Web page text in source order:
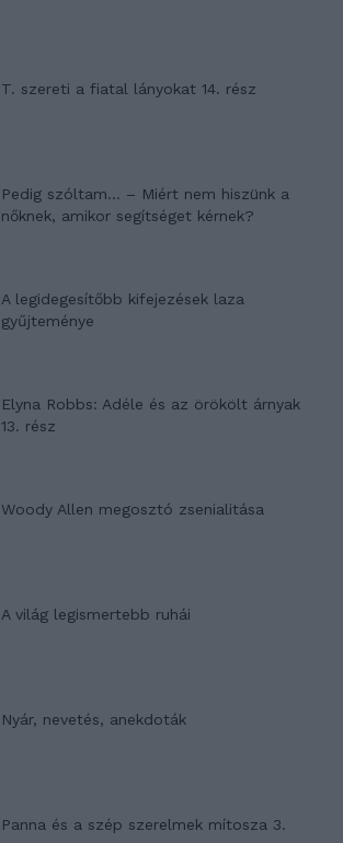
T. szereti a fiatal lányokat 14. rész
Pedig szóltam… – Miért nem hiszünk a
nőknek, amikor segítséget kérnek?
A legidegesítőbb kifejezések laza
gyűjteménye
Elyna Robbs: Adéle és az örökölt árnyak
13. rész
Woody Allen megosztó zsenialitása
A világ legismertebb ruhái
Nyár, nevetés, anekdoták
Panna és a szép szerelmek mítosza 3.